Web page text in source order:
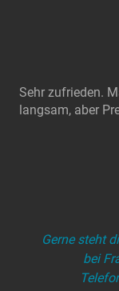
Sehr zufrieden.
langsam, aber
Gerne steht
bei